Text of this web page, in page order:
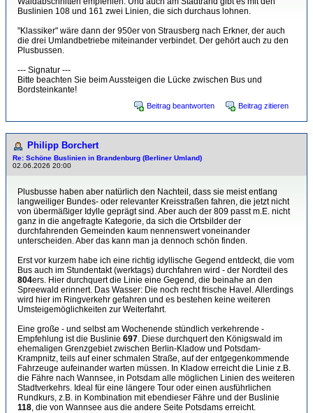
Buslinien 108 und 161 zwei Linien, die sich durchaus lohnen.
"Klassiker" wäre dann der 950er von Strausberg nach Erkner, der auch
die drei Umlandbetriebe miteinander verbindet. Der gehört auch zu den
Plusbussen.
--- Signatur ---
Bitte beachten Sie beim Aussteigen die Lücke zwischen Bus und
Bordsteinkante!
Beitrag beantworten Beitrag zitieren
Philipp Borchert
Re: Schöne Buslinien in Brandenburg (Berliner Umland)
02.06.2026 20:00
Plusbusse haben aber natürlich den Nachteil, dass sie meist entlang
langweiliger Bundes- oder relevanter Kreisstraßen fahren, die jetzt nicht
von übermäßiger Idylle geprägt sind. Aber auch der 809 passt m.E. nicht
ganz in die angefragte Kategorie, da sich die Ortsbilder der
durchfahrenden Gemeinden kaum nennenswert voneinander
unterscheiden. Aber das kann man ja dennoch schön finden.
Erst vor kurzem habe ich eine richtig idyllische Gegend entdeckt, die vom
Bus auch im Stundentakt (werktags) durchfahren wird - der Nordteil des
804ers. Hier durchquert die Linie eine Gegend, die beinahe an den
Spreewald erinnert. Das Wasser: Die noch recht frische Havel. Allerdings
wird hier im Ringverkehr gefahren und es bestehen keine weiteren
Umsteigemöglichkeiten zur Weiterfahrt.
Eine große - und selbst am Wochenende stündlich verkehrende -
Empfehlung ist die Buslinie 697. Diese durchquert den Königswald im
ehemaligen Grenzgebiet zwischen Berlin-Kladow und Potsdam-
Krampnitz, teils auf einer schmalen Straße, auf der entgegenkommende
Fahrzeuge aufeinander warten müssen. In Kladow erreicht die Linie z.B.
die Fähre nach Wannsee, in Potsdam alle möglichen Linien des weiteren
Stadtverkehrs. Ideal für eine längere Tour oder einen ausführlichen
Rundkurs, z.B. in Kombination mit ebendieser Fähre und der Buslinie
118, die von Wannsee aus die andere Seite Potsdams erreicht.